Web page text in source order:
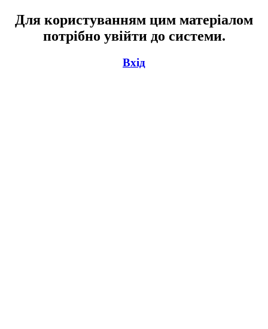
Для користуванням цим матеріалом
потрібно увійти до системи.
Вхід